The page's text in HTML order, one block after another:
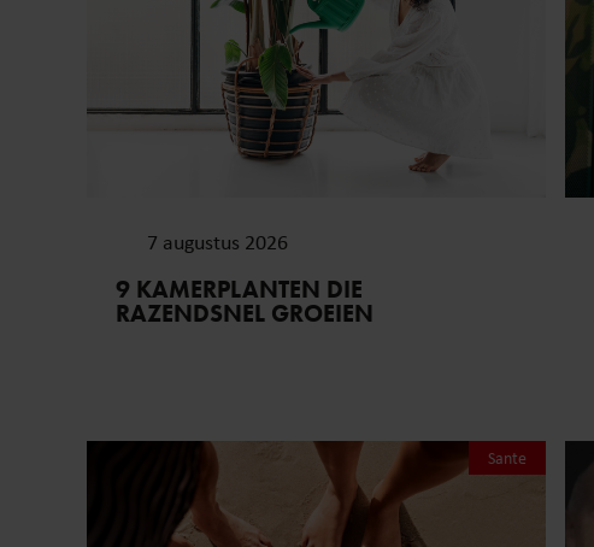
7 augustus 2026
9 KAMERPLANTEN DIE
RAZENDSNEL GROEIEN
Sante